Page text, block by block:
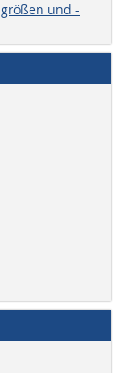
und -